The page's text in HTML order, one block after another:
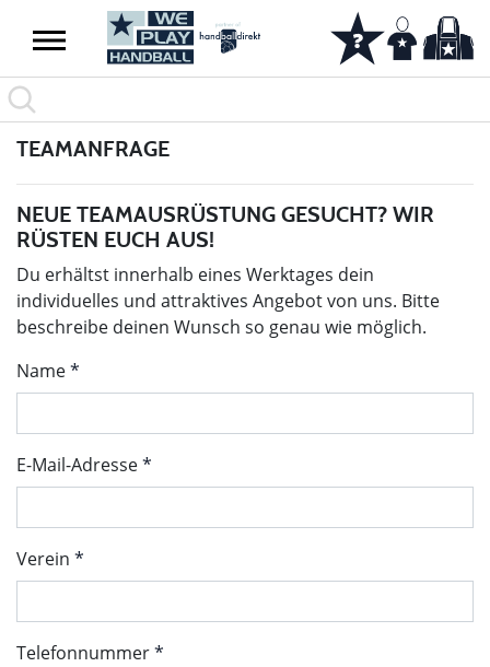
TEAMANFRAGE
NEUE TEAMAUSRÜSTUNG GESUCHT? WIR
RÜSTEN EUCH AUS!
Du erhältst innerhalb eines Werktages dein
individuelles und attraktives Angebot von uns. Bitte
beschreibe deinen Wunsch so genau wie möglich.
Name
E-Mail-Adresse
Verein
Telefonnummer